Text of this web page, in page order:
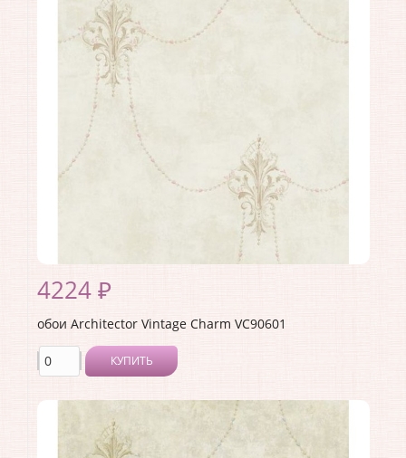
Ширина рулона:
Материал покрытия:
Акриловое
США
Материал основы:
53
4224 ₽
обои Architector Vintage Charm VC90601
КУПИТЬ
Производитель:Architector
Коллекция:Vintage Charm
Длина рулона:
Ширина рулона: